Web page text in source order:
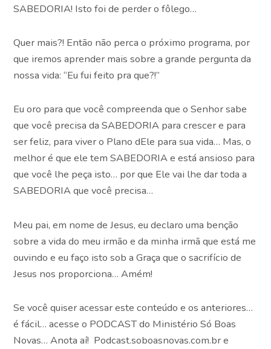
SABEDORIA! Isto foi de perder o fôlego…
Quer mais?! Então não perca o próximo programa, por
que iremos aprender mais sobre a grande pergunta da
nossa vida: “Eu fui feito pra que?!”
Eu oro para que você compreenda que o Senhor sabe
que você precisa da SABEDORIA para crescer e para
ser feliz, para viver o Plano dEle para sua vida… Mas, o
melhor é que ele tem SABEDORIA e está ansioso para
que você lhe peça isto… por que Ele vai lhe dar toda a
SABEDORIA que você precisa…
Meu pai, em nome de Jesus, eu declaro uma benção
sobre a vida do meu irmão e da minha irmã que está me
ouvindo e eu faço isto sob a Graça que o sacrifício de
Jesus nos proporciona… Amém!
Se você quiser acessar este conteúdo e os anteriores…
é fácil… acesse o PODCAST do Ministério Só Boas
Novas… Anota aí! Podcast.soboasnovas.com.br e